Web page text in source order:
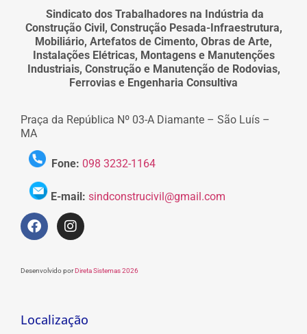
Sindicato dos Trabalhadores na Indústria da
Construção Civil, Construção Pesada-Infraestrutura,
Mobiliário, Artefatos de Cimento, Obras de Arte,
Instalações Elétricas, Montagens e Manutenções
Industriais, Construção e Manutenção de Rodovias,
Ferrovias e Engenharia Consultiva
Praça da República Nº 03-A Diamante – São Luís –
MA
Fone: 098 3232-1164
E-mail: sindconstrucivil@gmail.com
Desenvolvido porDireta Sistemas 2026
Localização